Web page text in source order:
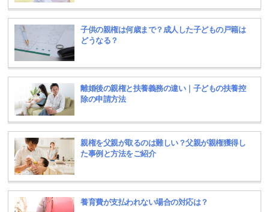
子供の親権は何歳まで？成人した子どもの戸籍は
どうなる？
離婚後の親権と扶養義務の違い｜子どもの扶養控
除の申請方法
親権を父親が取るのは難しい？父親が親権獲得し
た事例と方法をご紹介
養育費が支払われない場合の対応は？